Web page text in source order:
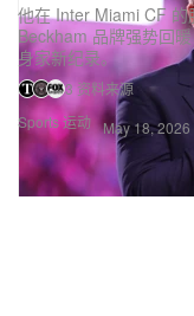
Sports 运动
他在 Inter Miami CF
Beckham 品牌强势回
身家新纪录。
3 资料来源
May 18, 2026